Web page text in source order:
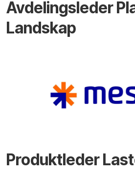
Avdelingsleder
Landskap
Produktleder